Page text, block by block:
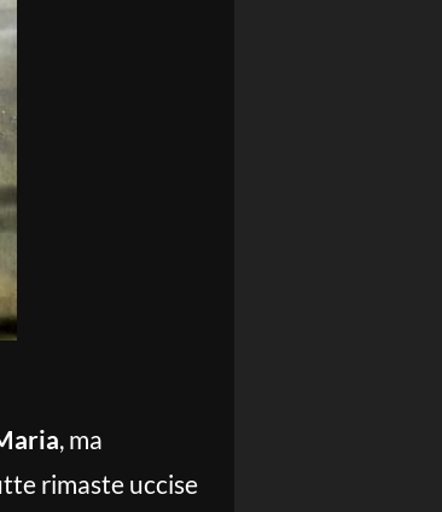
, ma
rimaste uccise